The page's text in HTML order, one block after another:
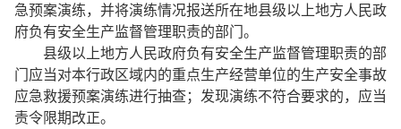
急预案演练，并将演练情况报送所在地县级以上地方人民政
府负有安全生产监督管理职责的部门。
县级以上地方人民政府负有安全生产监督管理职责的部
门应当对本行政区域内的重点生产经营单位的生产安全事故
应急救援预案演练进行抽查；发现演练不符合要求的，应当
责令限期改正。